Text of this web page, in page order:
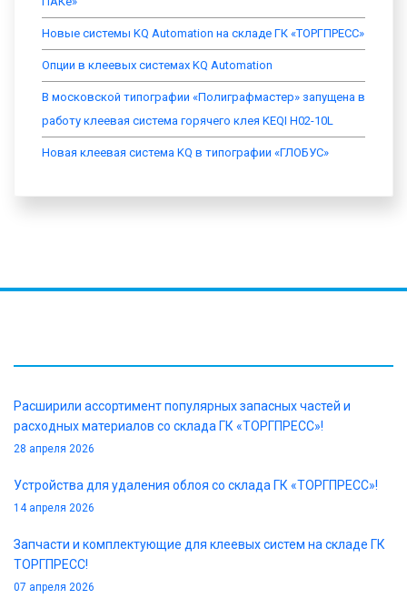
Новые системы KQ Automation на складе ГК «ТОРГПРЕСС»
Опции в клеевых системах KQ Automation
В московской типографии «Полиграфмастер» запущена в
работу клеевая система горячего клея KEQI H02-10L
Новая клеевая система KQ в типографии «ГЛОБУС»
Расширили ассортимент популярных запасных частей и
расходных материалов со склада ГК «ТОРГПРЕСС»!
28 апреля 2026
Устройства для удаления облоя со склада ГК «ТОРГПРЕСС»!
14 апреля 2026
Запчасти и комплектующие для клеевых систем на складе ГК
ТОРГПРЕСС!
07 апреля 2026